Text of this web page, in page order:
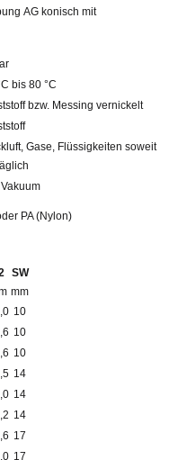
AG konisch mit
bis 80 °C
bzw. Messing vernickelt
Gase, Flüssigkeiten soweit
PA (Nylon)
SW
mm
10
10
10
14
14
14
17
17